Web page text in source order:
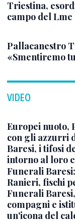
Triestina,
campo del Lme
Pallacanestro
«Smentiremo
VIDEO
Europei nuoto,
con gli azzurri
Baresi, i tifosi
intorno al loro
Funerali
Ranieri, fischi
Funerali
compagni e
un'icona del